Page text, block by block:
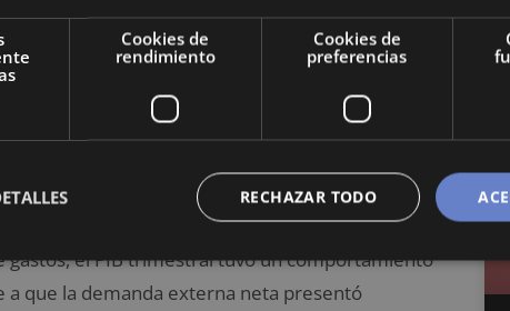
refleja una variación interanual de 1,9%.
todo el año anterior fue de 2%
. Por su parte, el
con el PIB trimestral anterior. La
de 1,1%, lo que refleja un crecimiento económico.
el PIB trimestral tuvo un comportamiento
a que la demanda externa neta presentó
Cookies de
rendimiento
Cookies de
preferencias
RECHAZAR TODO